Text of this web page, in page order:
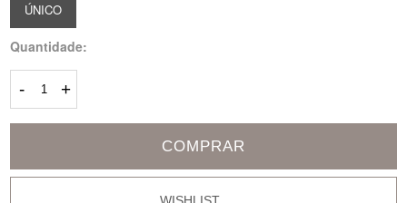
ÚNICO
Quantidade:
- +
COMPRAR